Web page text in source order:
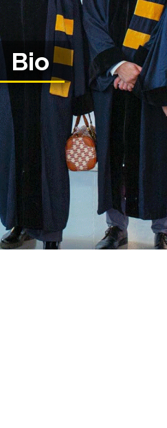
Bio